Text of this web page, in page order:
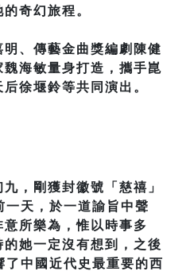
奇幻旅程。
、傳藝金曲獎編劇陳健
海敏量身打造，攜手崑
徐堰鈴等共同演出。
，剛獲封徽號「慈禧」
一天，於一道諭旨中聲
所樂為，惟以時事多
她一定沒有想到，之後
了中國近代史最重要的西